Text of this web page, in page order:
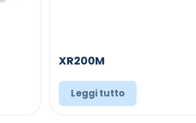
XR200M
Leggi tutto